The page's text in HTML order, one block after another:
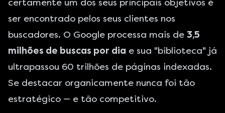
certamente um dos seus principais objetivos é
ser encontrado pelos seus clientes nos
buscadores. O Google processa mais de 3,5
milhões de buscas por dia e sua "biblioteca" já
ultrapassou 60 trilhões de páginas indexadas.
Se destacar organicamente nunca foi tão
estratégico — e tão competitivo.